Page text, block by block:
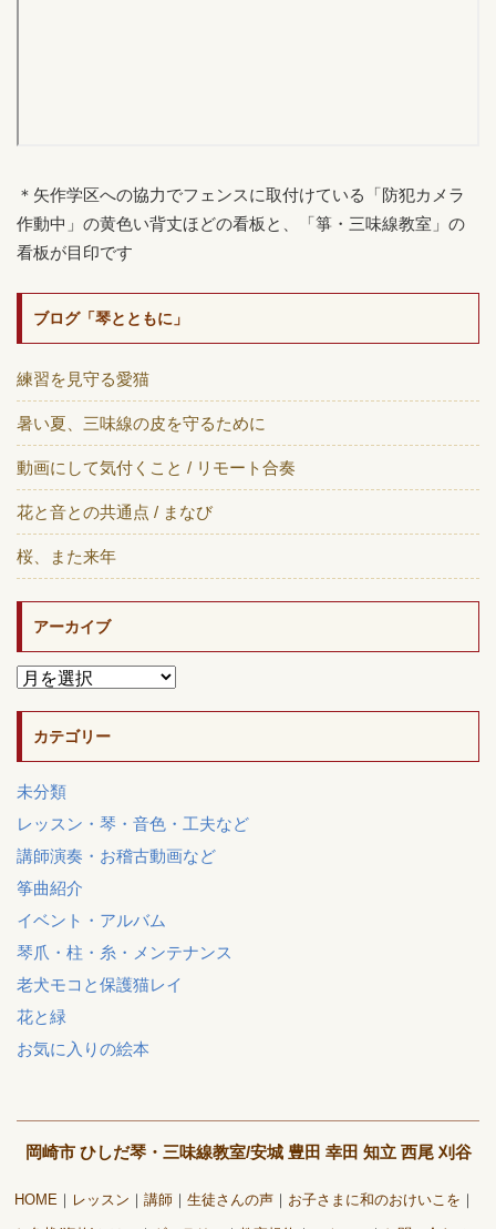
＊矢作学区への協力でフェンスに取付けている「防犯カメラ
作動中」の黄色い背丈ほどの看板と、「箏・三味線教室」の
看板が目印です
ブログ「琴とともに」
練習を見守る愛猫
暑い夏、三味線の皮を守るために
動画にして気付くこと / リモート合奏
花と音との共通点 / まなび
桜、また来年
アーカイブ
カテゴリー
未分類
レッスン・琴・音色・工夫など
講師演奏・お稽古動画など
筝曲紹介
イベント・アルバム
琴爪・柱・糸・メンテナンス
老犬モコと保護猫レイ
花と緑
お気に入りの絵本
岡崎市 ひしだ琴・三味線教室/安城 豊田 幸田 知立 西尾 刈谷
HOME レッスン 講師 生徒さんの声 お子さまに和のおけいこを